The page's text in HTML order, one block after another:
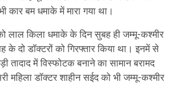
कार बम धमाके में मारा गया था।
लाल किला धमाके के दिन सुबह ही जम्मू-कश्मीर
दो डॉक्टरों को गिरफ्तार किया था। इनमें से
तादाद में विस्फोटक बनाने का सामान बरामद
महिला डॉक्टर शाहीन सईद को भी जम्मू-कश्मीर